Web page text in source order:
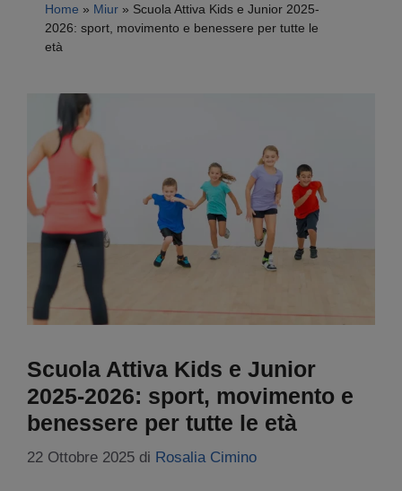
Home » Miur » Scuola Attiva Kids e Junior 2025-
2026: sport, movimento e benessere per tutte le
età
Scuola Attiva Kids e Junior
2025-2026: sport, movimento e
benessere per tutte le età
22 Ottobre 2025 di Rosalia Cimino